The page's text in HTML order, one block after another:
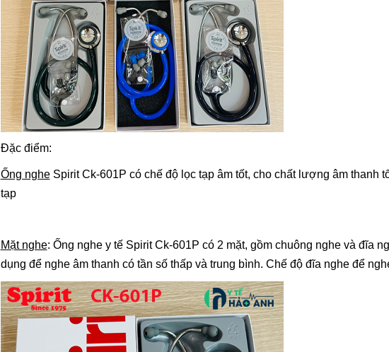
Đặc điểm:
Ống ngheSpirit Ck-601P có chế độ lọc tạp âm tốt, cho chất lượng âm thanh
tạp
Mặt nghe: Ống nghe y tếSpirit Ck-601P có 2 mặt, gồm chuông nghe và đĩa
dụng để nghe âm thanh có tần số thấp và trung bình. Chế độ đĩa nghe để